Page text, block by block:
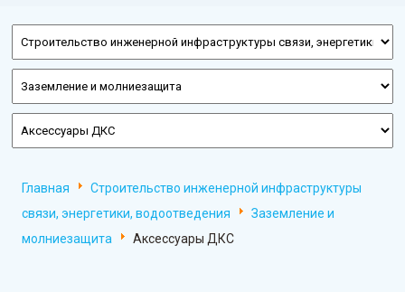
Главная
Строительство инженерной инфраструктуры
связи, энергетики, водоотведения
Заземление и
молниезащита
Аксессуары ДКС